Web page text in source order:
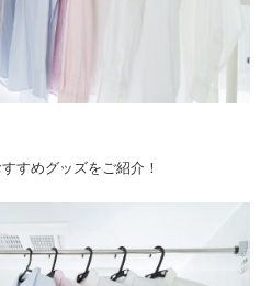
すめグッズをご紹介！